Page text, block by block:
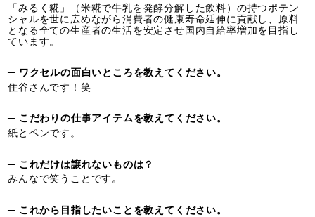
「みるく糀」（米糀で牛乳を発酵分解した飲料）の持つポテン
シャルを世に広めながら消費者の健康寿命延伸に貢献し、原料
となる全ての生産者の生活を安定させ国内自給率増加を目指し
ています。
─ ワクセルの面白いところを教えてください。
住谷さんです！笑
─ こだわりの仕事アイテムを教えてください。
紙とペンです。
─ これだけは譲れないものは？
みんなで笑うことです。
─ これから目指したいことを教えてください。